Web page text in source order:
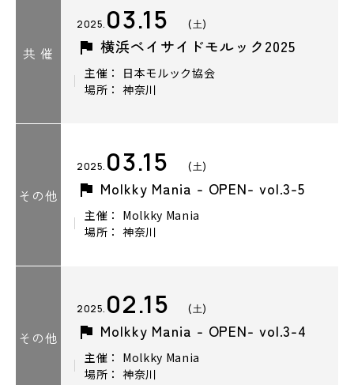
共 催
2025. 03.15 (土)
横浜ベイサイドモルック2025
主催： 日本モルック協会
場所： 神奈川
その他
2025. 03.15 (土)
Molkky Mania - OPEN- vol.3-5
主催： Molkky Mania
場所： 神奈川
その他
2025. 02.15 (土)
Molkky Mania - OPEN- vol.3-4
主催： Molkky Mania
場所： 神奈川